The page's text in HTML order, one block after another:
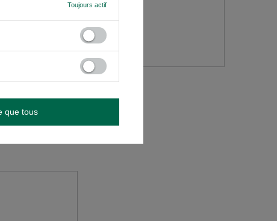
question
Toujours actif
que tous